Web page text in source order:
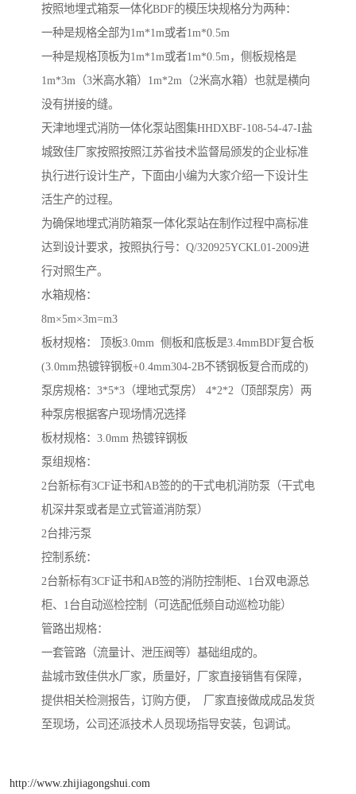
按照地埋式箱泵一体化BDF的模压块规格分为两种：
一种是规格全部为1m*1m或者1m*0.5m
一种是规格顶板为1m*1m或者1m*0.5m，侧板规格是
1m*3m（3米高水箱）1m*2m（2米高水箱）也就是横向
没有拼接的缝。
天津地埋式消防一体化泵站图集HHDXBF-108-54-47-I盐
城致佳厂家按照按照江苏省技术监督局颁发的企业标准
执行进行设计生产，下面由小编为大家介绍一下设计生
活生产的过程。
为确保地埋式消防箱泵一体化泵站在制作过程中高标准
达到设计要求，按照执行号：Q/320925YCKL01-2009进
行对照生产。
水箱规格：
8m×5m×3m=m3
板材规格： 顶板3.0mm 侧板和底板是3.4mmBDF复合板
(3.0mm热镀锌钢板+0.4mm304-2B不锈钢板复合而成的)
泵房规格：3*5*3（埋地式泵房） 4*2*2（顶部泵房）两
种泵房根据客户现场情况选择
板材规格：3.0mm 热镀锌钢板
泵组规格：
2台新标有3CF证书和AB签的的干式电机消防泵（干式电
机深井泵或者是立式管道消防泵）
2台排污泵
控制系统：
2台新标有3CF证书和AB签的消防控制柜、1台双电源总
柜、1台自动巡检控制（可选配低频自动巡检功能）
管路出规格：
一套管路（流量计、泄压阀等）基础组成的。
盐城市致佳供水厂家，质量好，厂家直接销售有保障，
提供相关检测报告，订购方便， 厂家直接做成成品发货
至现场，公司还派技术人员现场指导安装，包调试。
http://www.zhijiagongshui.com